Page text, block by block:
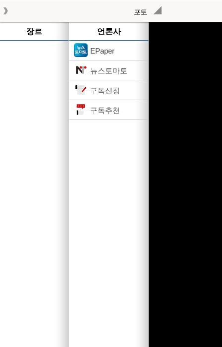
포토
장르 언론사
EPaper
뉴스토마토
구독신청
구독추천
작성된 기사가 없습니다.